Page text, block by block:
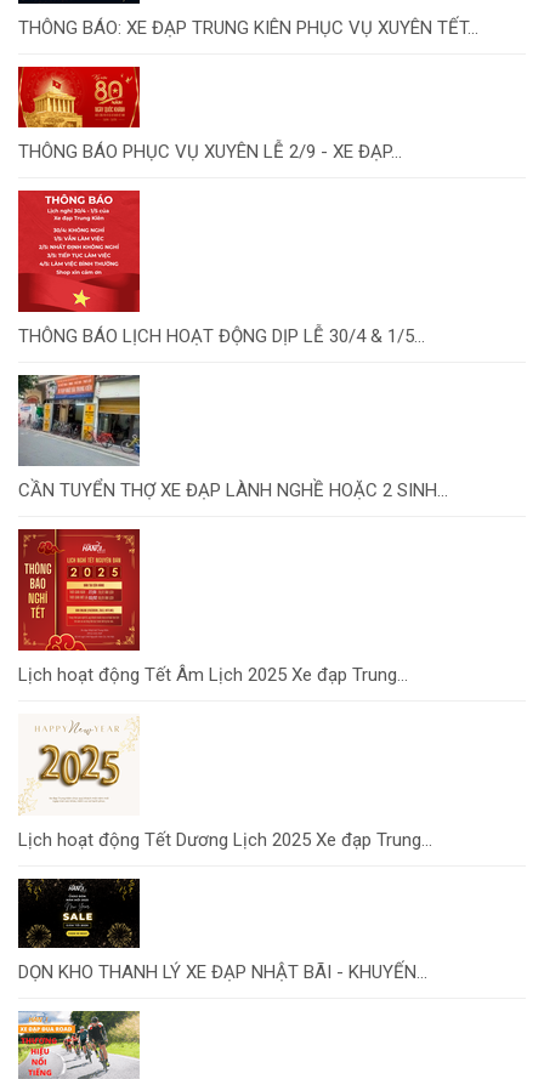
THÔNG BÁO: XE ĐẠP TRUNG KIÊN PHỤC VỤ XUYÊN TẾT...
THÔNG BÁO PHỤC VỤ XUYÊN LỄ 2/9 - XE ĐẠP...
THÔNG BÁO LỊCH HOẠT ĐỘNG DỊP LỄ 30/4 & 1/5...
CẦN TUYỂN THỢ XE ĐẠP LÀNH NGHỀ HOẶC 2 SINH...
Lịch hoạt động Tết Âm Lịch 2025 Xe đạp Trung...
Lịch hoạt động Tết Dương Lịch 2025 Xe đạp Trung...
DỌN KHO THANH LÝ XE ĐẠP NHẬT BÃI - KHUYẾN...